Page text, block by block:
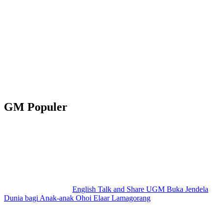
GM Populer
English Talk and Share UGM Buka Jendela
Dunia bagi Anak-anak Ohoi Elaar Lamagorang